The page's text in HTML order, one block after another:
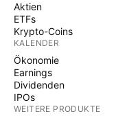
Aktien
ETFs
Krypto-Coins
KALENDER
Ökonomie
Earnings
Dividenden
IPOs
WEITERE PRODUKTE